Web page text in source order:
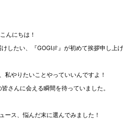
んにちは！
したい、『GOGI🍖』が初めて挨拶申し上げ
私やりたいことやっていいんですよ！
さんに会える瞬間を待っていました。
ース、悩んだ末に選んでみました！